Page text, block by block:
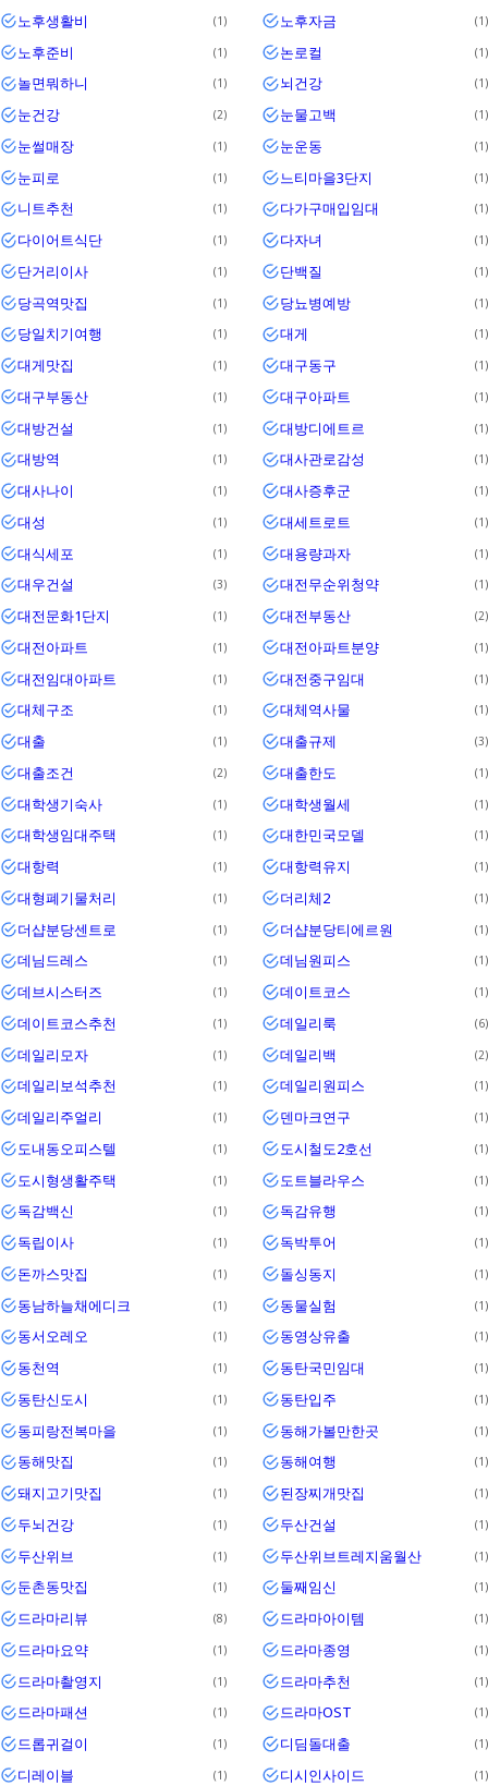
노후생활비 1 노후자금 1
노후준비 1 논로컬 1
놀면뭐하니 1 뇌건강 1
눈건강 2 눈물고백 1
눈썰매장 1 눈운동 1
눈피로 1 느티마을3단지 1
니트추천 1 다가구매입임대 1
다이어트식단 1 다자녀 1
단거리이사 1 단백질 1
당곡역맛집 1 당뇨병예방 1
당일치기여행 1 대게 1
대게맛집 1 대구동구 1
대구부동산 1 대구아파트 1
대방건설 1 대방디에트르 1
대방역 1 대사관로감성 1
대사나이 1 대사증후군 1
대성 1 대세트로트 1
대식세포 1 대용량과자 1
대우건설 3 대전무순위청약 1
대전문화1단지 1 대전부동산 2
대전아파트 1 대전아파트분양 1
대전임대아파트 1 대전중구임대 1
대체구조 1 대체역사물 1
대출 1 대출규제 3
대출조건 2 대출한도 1
대학생기숙사 1 대학생월세 1
대학생임대주택 1 대한민국모델 1
대항력 1 대항력유지 1
대형폐기물처리 1 더리체2 1
더샵분당센트로 1 더샵분당티에르원 1
데님드레스 1 데님원피스 1
데브시스터즈 1 데이트코스 1
데이트코스추천 1 데일리룩 6
데일리모자 1 데일리백 2
데일리보석추천 1 데일리원피스 1
데일리주얼리 1 덴마크연구 1
도내동오피스텔 1 도시철도2호선 1
도시형생활주택 1 도트블라우스 1
독감백신 1 독감유행 1
독립이사 1 독박투어 1
돈까스맛집 1 돌싱동지 1
동남하늘채에디크 1 동물실험 1
동서오레오 1 동영상유출 1
동천역 1 동탄국민임대 1
동탄신도시 1 동탄입주 1
동피랑전복마을 1 동해가볼만한곳 1
동해맛집 1 동해여행 1
돼지고기맛집 1 된장찌개맛집 1
두뇌건강 1 두산건설 1
두산위브 1 두산위브트레지움월산 1
둔촌동맛집 1 둘째임신 1
드라마리뷰 8 드라마아이템 1
드라마요약 1 드라마종영 1
드라마촬영지 1 드라마추천 1
드라마패션 1 드라마OST 1
드롭귀걸이 1 디딤돌대출 1
디레이블 1 디시인사이드 1